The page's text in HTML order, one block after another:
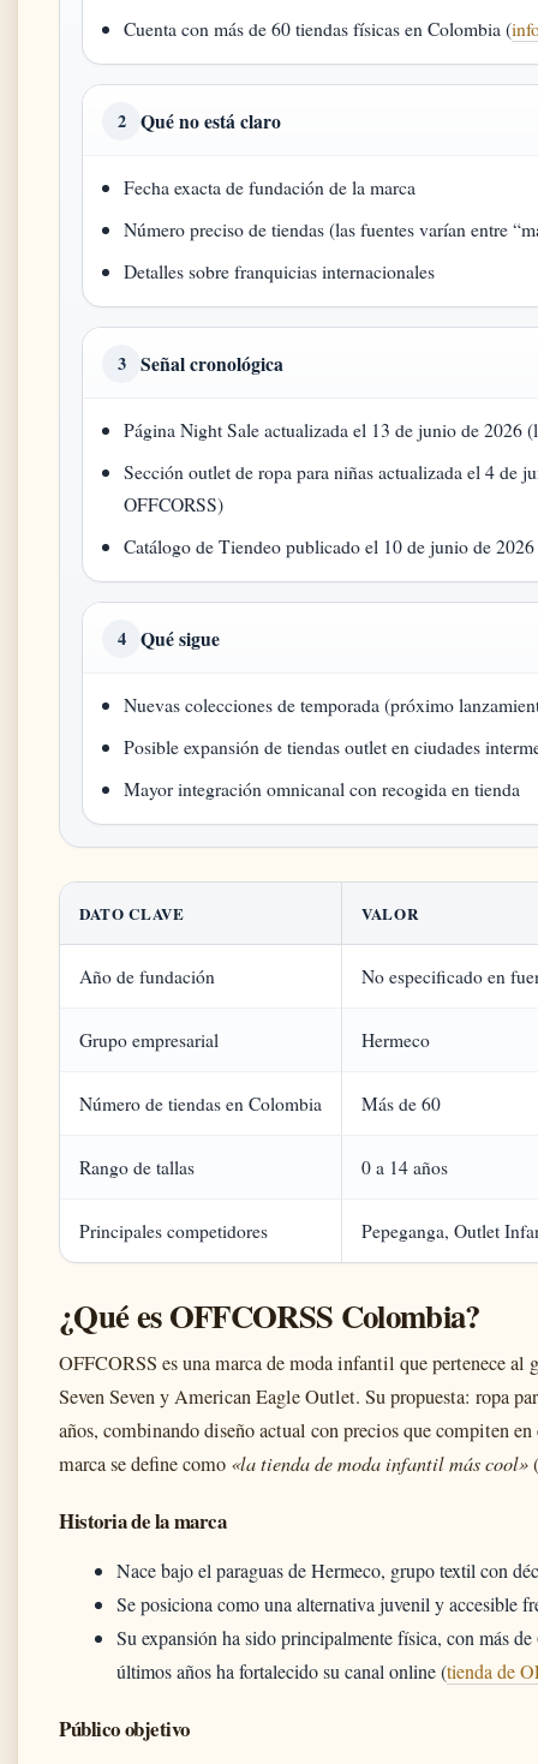
Cuenta con más de 60 tiendas físicas en Colombia (
2 Qué no está claro
Fecha exacta de fundación de la marca
Número preciso de tiendas (las fuentes varían entre
Detalles sobre franquicias internacionales
3 Señal cronológica
Página Night Sale actualizada el 13 de junio de 2026
Sección outlet de ropa para niñas actualizada el 4 de
OFFCORSS)
Catálogo de Tiendeo publicado el 10 de junio de
4 Qué sigue
Nuevas colecciones de temporada (próximo
Posible expansión de tiendas outlet en ciudades
Mayor integración omnicanal con recogida en tienda
DATO CLAVE VALOR
Año de fundación No especificado en
Grupo empresarial Hermeco
Número de tiendas en Colombia Más de 60
Rango de tallas 0 a 14 años
Principales competidores Pepeganga, Outlet
¿Qué es OFFCORSS Colombia?
OFFCORSS es una marca de moda infantil que pertenece
Seven Seven y American Eagle Outlet. Su propuesta: ropa
años, combinando diseño actual con precios que compiten
marca se define como «la tienda de moda infantil más cool»
Historia de la marca
Nace bajo el paraguas de Hermeco, grupo textil con
Se posiciona como una alternativa juvenil y accesible
Su expansión ha sido principalmente física, con más
últimos años ha fortalecido su canal online (tienda de
Público objetivo